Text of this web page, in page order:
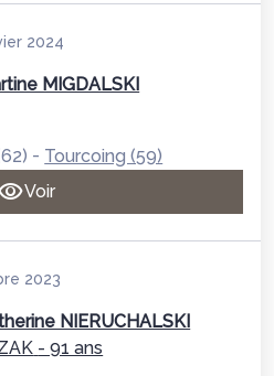
2024
MIGDALSKI
- Tourcoing (59)
Voir
2023
NIERUCHALSKI
- 91 ans